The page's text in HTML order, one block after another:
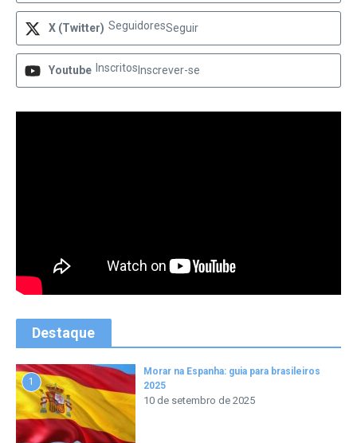
X (Twitter) SeguidoresSeguir
Youtube Inscritos Inscrever-se
Destaque
1
Morar na Espanha: guia para brasileiros
2025
10 de setembro de 2025